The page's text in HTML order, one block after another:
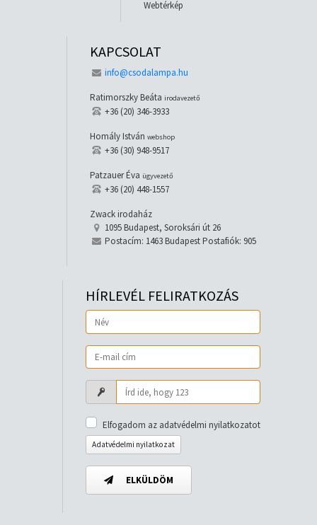
Webtérkép
KAPCSOLAT
info@csodalampa.hu
Ratimorszky Beáta irodavezető
+36 (20) 346-3933
Homály István webshop
+36 (30) 948-9517
Patzauer Éva ügyvezető
+36 (20) 448-1557
Zwack irodaház
1095 Budapest, Soroksári út 26
Postacím: 1463 Budapest Postafiók: 905
HÍRLEVÉL FELIRATKOZÁS
Elfogadom az adatvédelmi nyilatkozatot
Adatvédelmi nyilatkozat
ELKÜLDÖM